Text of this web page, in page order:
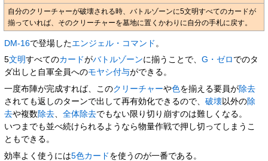
自分のクリーチャーが破壊される時、バトルゾーンに5文明すべてのカードが
揃っていれば、そのクリーチャーを墓地に置くかわりに自分の手札に戻す。
DM-16で登場したエンジェル・コマンド 。
5文明すべてのカードがバトルゾーンに揃うことで、G・ゼロ でのタ
ダ出しと自軍全員へのモヤシ付与ができる。
一度布陣が完成すれば、このクリーチャーや色を揃える要員が除去
されても返しのターンで出して再有効化できるので、破壊以外の除
去や複数 除去、全体除去でもない限り切り崩すのは難しくなる。
いつまでも並べ続けられるようなら物量作戦で押し切ってしまうこ
ともできる。
効率よく使うには5色カード を使うのが一番である。